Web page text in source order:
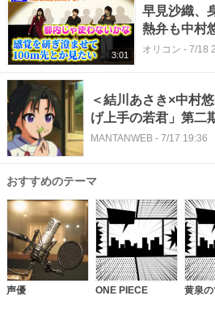
3:01
早見沙織、
熱弁も中村
「使わない
オリコン - 7/18
＜結川あさき×中村
げ上手の若君」第
頼重の変化 圧倒的
MANTANWEB - 7/17 19:36
おすすめのテーマ
声優 ONE PIECE 黄泉